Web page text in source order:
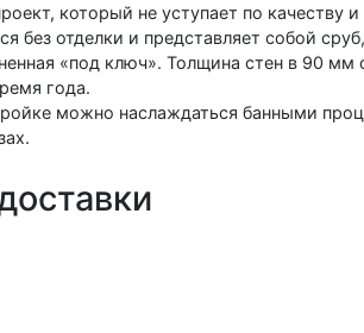
который не уступает по качеству
без отделки и представляет собой
«под ключ». Толщина стен в 90
года.
можно наслаждаться банными